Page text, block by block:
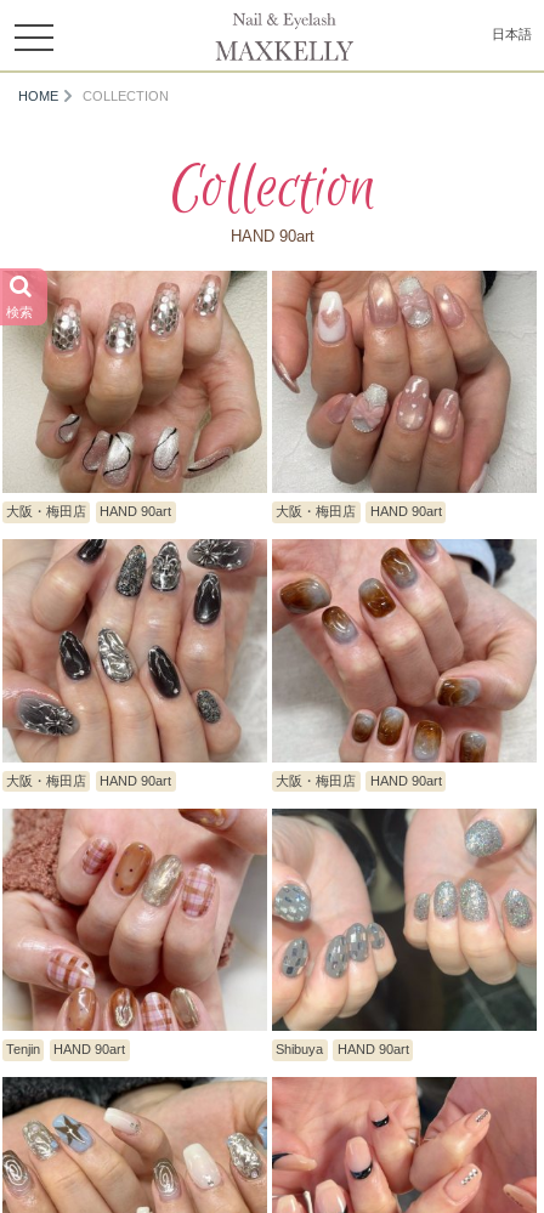
toggle
navigation
日本語
HOME COLLECTION
Collection
HAND 90art
検索
大阪・梅田店 HAND 90art 大阪・梅田店 HAND 90art
大阪・梅田店 HAND 90art 大阪・梅田店 HAND 90art
Tenjin HAND 90art Shibuya HAND 90art